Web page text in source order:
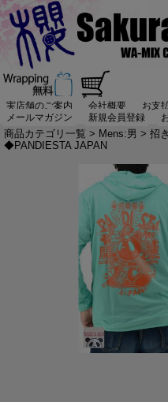
実店舗のご案内 会社概要 お支
メールマガジン
新規会員登録
商品カテゴリ一覧 > Mens:男 > 招
◆PANDIESTA JAPAN